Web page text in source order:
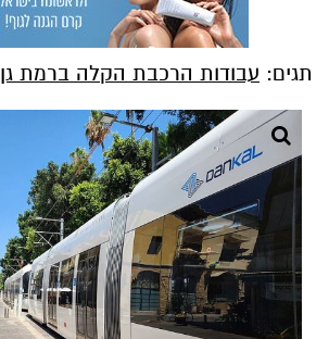
תגים: עבודות הרכבת הקלה ברמת גן